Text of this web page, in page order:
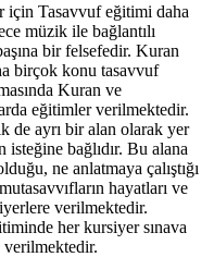
için Tasavvuf eğitimi daha
müzik ile bağlantılı
bir felsefedir. Kuran
birçok konu tasavvuf
Kuran ve
eğitimler verilmektedir.
de ayrı bir alan olarak yer
bağlıdır. Bu alana
ne anlatmaya çalıştığı
hayatları ve
verilmektedir.
her kursiyer sınava
verilmektedir.